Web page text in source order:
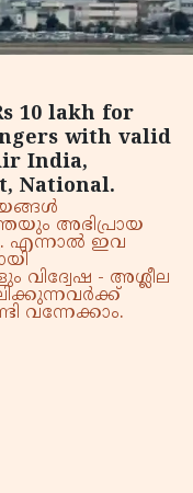
10 lakh for
with valid
India,
National.
അഭിപ്രായ
എന്നാൽ ഇവ
- അശ്ലീല
വന്നേക്കാം.